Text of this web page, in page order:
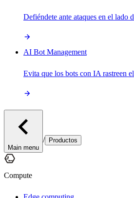
Defiéndete ante ataques en el lado
AI Bot Management
Evita que los bots con IA rastreen
Main menu
/ Productos
Compute